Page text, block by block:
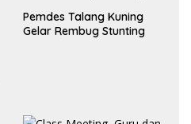
Pemdes Talang Kuning
Gelar Rembug Stunting